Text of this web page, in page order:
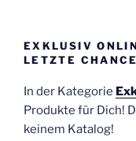
EXKLUSIV
LETZTE CHANCE
In der Kategorie
Produkte für Dich!
keinem Katalog!